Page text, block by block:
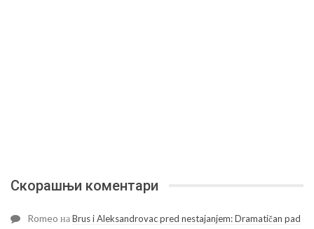
Скорашњи коментари
Romeo наBrus i Aleksandrovac pred nestajanjem: Dramatičan pad